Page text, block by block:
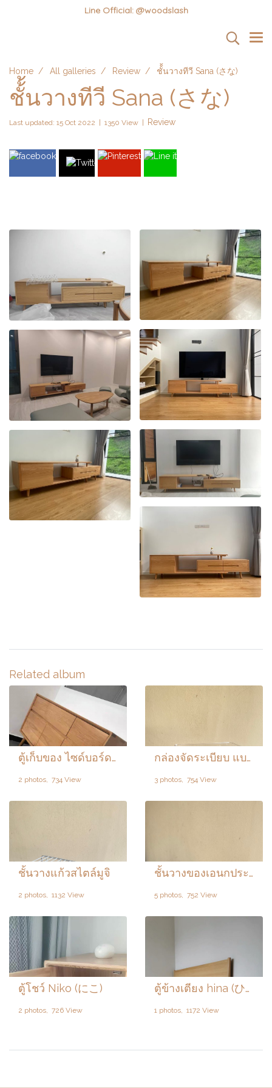
Line Official: @woodslash
Home All galleries Review ชั้้นวางทีวี Sana (さな)
ชั้้นวางทีวี Sana (さな)
Last updated: 15 Oct 2022 1350 View Review
Related album
ตู้เก็บของ ไซด์บอร์ด Nariko (なりこ)
2 photos, 734 View
กล่องจัดระเบียบ แบบใส
3 photos, 754 View
ชั้ั้นวางแก้วสไตล์มูจิ
2 photos, 1132 View
ชั้นวางของเอนกประสงค์ใส่
5 photos, 752 View
ตู้โชว์ Niko (にこ)
2 photos, 726 View
ตู้ข้างเตียง hina (ひな)
1 photos, 1172 View